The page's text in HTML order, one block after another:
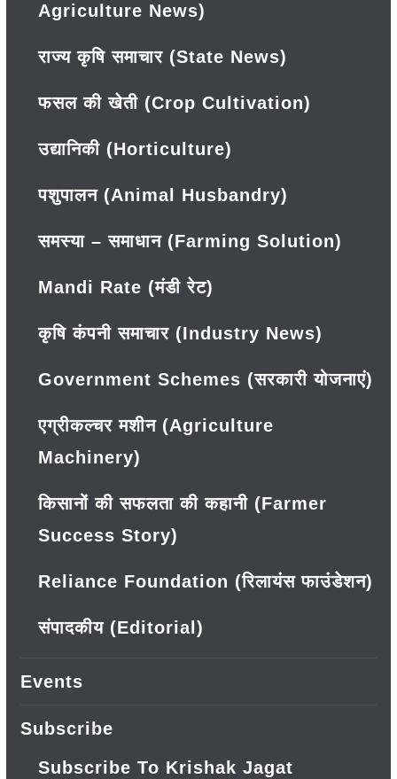
Agriculture News)
राज्य कृषि समाचार (State News)
फसल की खेती (Crop Cultivation)
उद्यानिकी (Horticulture)
पशुपालन (Animal Husbandry)
समस्या – समाधान (Farming Solution)
Mandi Rate (मंडी रेट)
कृषि कंपनी समाचार (Industry News)
Government Schemes (सरकारी योजनाएं)
एग्रीकल्चर मशीन (Agriculture
Machinery)
किसानों की सफलता की कहानी (Farmer
Success Story)
Reliance Foundation (रिलायंस फाउंडेशन)
संपादकीय (Editorial)
Events
Subscribe
Subscribe To Krishak Jagat